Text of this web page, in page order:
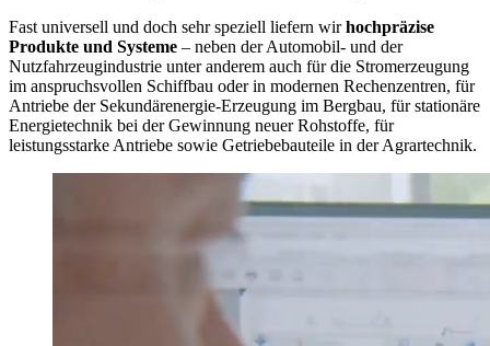
Fast universell und doch sehr speziell liefern wirhochpräzise
Produkte und Systeme – neben der Automobil- und der
Nutzfahrzeugindustrie unter anderem auch für die Stromerzeugung
im anspruchsvollen Schiffbau oder in modernen Rechenzentren, für
Antriebe der Sekundärenergie-Erzeugung im Bergbau, für stationäre
Energietechnik bei der Gewinnung neuer Rohstoffe, für
leistungsstarke Antriebe sowie Getriebebauteile in der Agrartechnik.